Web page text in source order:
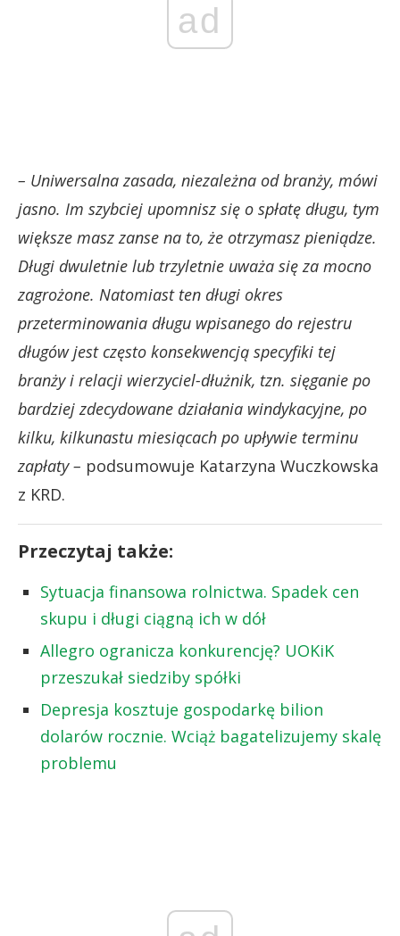
ad
– Uniwersalna zasada, niezależna od branży, mówi
jasno. Im szybciej upomnisz się o spłatę długu, tym
większe masz zanse na to, że otrzymasz pieniądze.
Długi dwuletnie lub trzyletnie uważa się za mocno
zagrożone. Natomiast ten długi okres
przeterminowania długu wpisanego do rejestru
długów jest często konsekwencją specyfiki tej
branży i relacji wierzyciel-dłużnik, tzn. sięganie po
bardziej zdecydowane działania windykacyjne, po
kilku, kilkunastu miesiącach po upływie terminu
zapłaty – podsumowuje Katarzyna Wuczkowska
z KRD.
Przeczytaj także:
Sytuacja finansowa rolnictwa. Spadek cen
skupu i długi ciągną ich w dół
Allegro ogranicza konkurencję? UOKiK
przeszukał siedziby spółki
Depresja kosztuje gospodarkę bilion
dolarów rocznie. Wciąż bagatelizujemy skalę
problemu